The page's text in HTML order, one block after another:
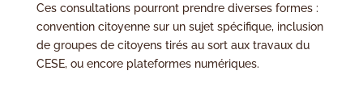
Ces consultations pourront prendre diverses formes :
convention citoyenne sur un sujet spécifique, inclusion
de groupes de citoyens tirés au sort aux travaux du
CESE, ou encore plateformes numériques.